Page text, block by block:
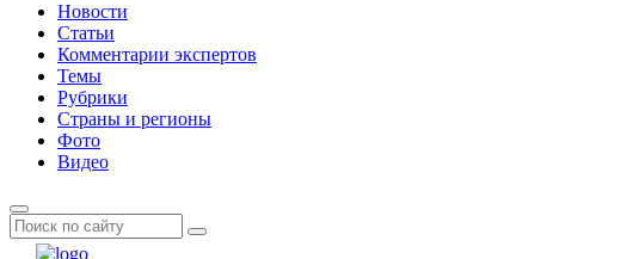
Новости
Статьи
Комментарии экспертов
Темы
Рубрики
Страны и регионы
Фото
Видео